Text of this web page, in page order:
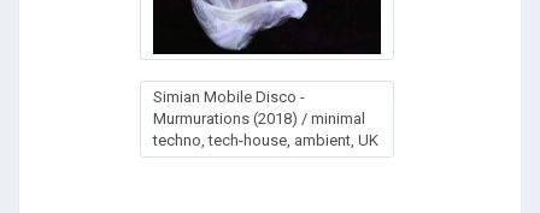
Simian Mobile Disco -
Murmurations (2018) / minimal
techno, tech-house, ambient, UK